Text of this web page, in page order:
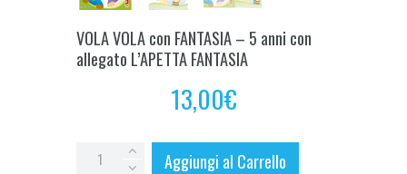
VOLA VOLA con FANTASIA – 5 anni con
allegato L’APETTA FANTASIA
13,00€
VOLA
Aggiungi al Carrello